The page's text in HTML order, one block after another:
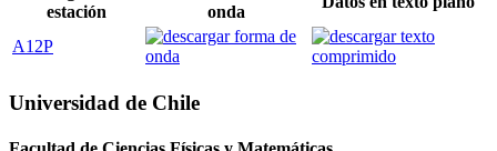
estación
onda
A12P
Universidad de Chile